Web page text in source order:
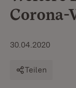
Corona-
30.04.2020
Teilen